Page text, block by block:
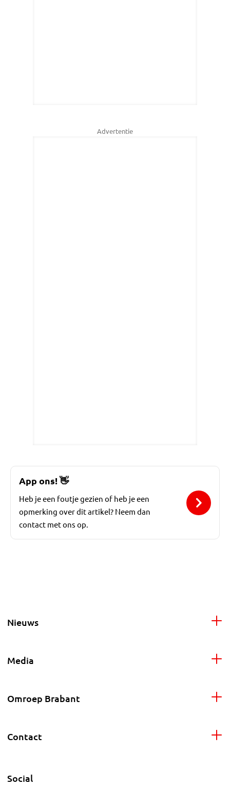
Advertentie
App ons!👋
Heb je een foutje gezien of heb je een
opmerking over dit artikel? Neem dan
contact met ons op.
Nieuws
Media
Omroep Brabant
Contact
Social